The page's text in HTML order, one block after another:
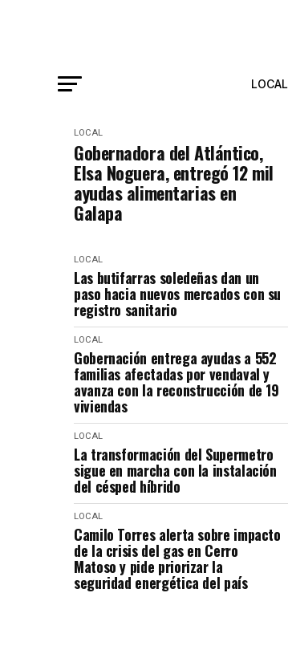
LOCAL
LOCAL
Gobernadora del Atlántico,
Elsa Noguera, entregó 12 mil
ayudas alimentarias en
Galapa
LOCAL
Las butifarras soledeñas dan un
paso hacia nuevos mercados con su
registro sanitario
LOCAL
Gobernación entrega ayudas a 552
familias afectadas por vendaval y
avanza con la reconstrucción de 19
viviendas
LOCAL
La transformación del Supermetro
sigue en marcha con la instalación
del césped híbrido
LOCAL
Camilo Torres alerta sobre impacto
de la crisis del gas en Cerro
Matoso y pide priorizar la
seguridad energética del país